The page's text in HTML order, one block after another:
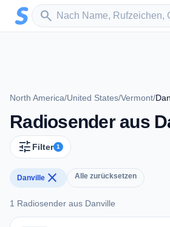
Zum Hauptinhalt springen
search
Sender suchen
North America/United States/Vermont/
Radiosender aus
tune Filter 1
Danville close Alle zurücksetzen
1 Radiosender aus Danville
1 Radiosender aus Danville